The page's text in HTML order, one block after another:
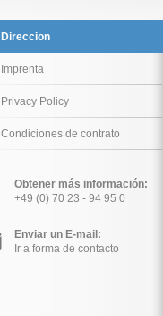
Direccion
Imprenta
Privacy Policy
Condiciones de contrato
Obtener más información:
+49 (0) 70 23 - 94 95 0
Enviar un E-mail:
Ir a forma de contacto